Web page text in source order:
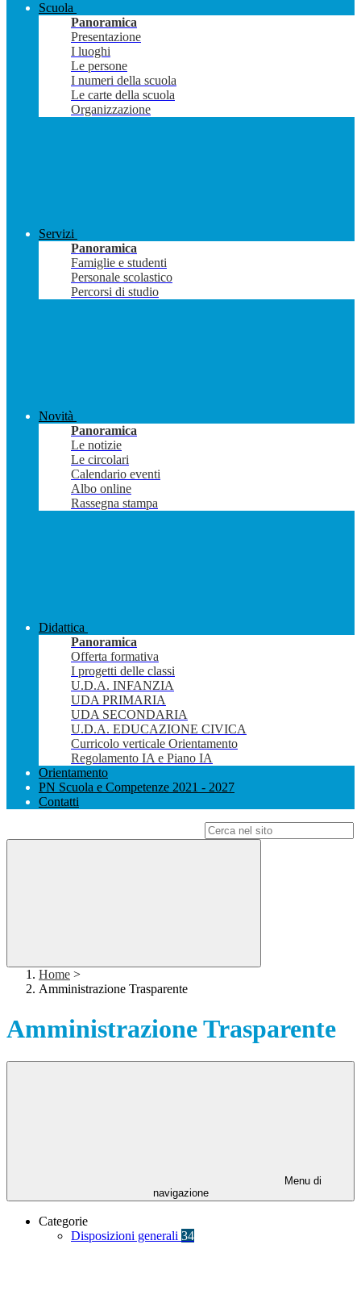
Scuola
Panoramica
Presentazione
I luoghi
Le persone
I numeri della scuola
Le carte della scuola
Organizzazione
Servizi
Panoramica
Famiglie e studenti
Personale scolastico
Percorsi di studio
Novità
Panoramica
Le notizie
Le circolari
Calendario eventi
Albo online
Rassegna stampa
Didattica
Panoramica
Offerta formativa
I progetti delle classi
U.D.A. INFANZIA
UDA PRIMARIA
UDA SECONDARIA
U.D.A. EDUCAZIONE CIVICA
Curricolo verticale Orientamento
Regolamento IA e Piano IA
Orientamento
PN Scuola e Competenze 2021 - 2027
Contatti
Home >
Amministrazione Trasparente
Amministrazione Trasparente
Menu di
navigazione
Categorie
Disposizioni generali 34